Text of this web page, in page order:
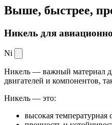
Выше, быстрее,
Никель для
Ni
Никель — важный материал
двигателей и компонентов,
Никель — это:
высокая температурная